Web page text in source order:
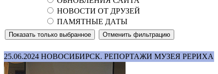
НОВОСТИ ОТ ДРУЗЕЙ
ПАМЯТНЫЕ ДАТЫ
25.06.2024 НОВОСИБИРСК. РЕПОРТАЖИ МУЗЕЯ РЕРИХА